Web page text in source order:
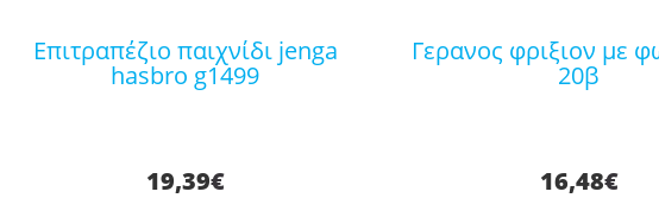
επιτραπέζιο παιχνίδι jenga
hasbro g1499
19,39€
γερανος φριξιον με φωτα 687-
20β
16,48€